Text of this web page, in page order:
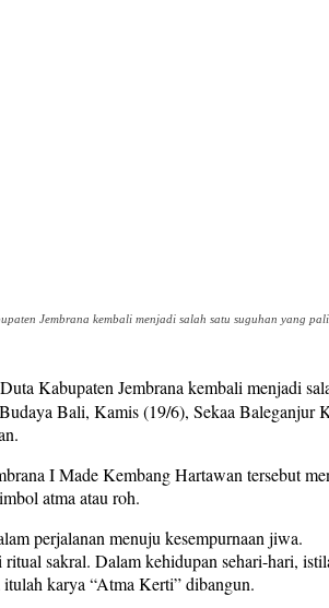
Jembrana kembali menjadi salah satu suguhan yang
Kabupaten Jembrana kembali menjadi
Bali, Kamis (19/6), Sekaa
I Made Kembang Hartawan tersebut
atma atau roh.
perjalanan menuju kesempurnaan jiwa.
sakral. Dalam kehidupan sehari-hari,
karya “Atma Kerti” dibangun.